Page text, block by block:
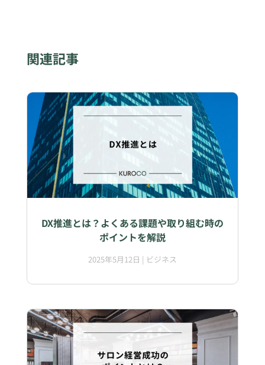
関連記事
DX推進とは？よくある課題や取り組む時の
ポイントを解説
2025年5月12日 | ビジネス